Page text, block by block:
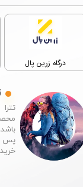
درگاه زرین پال
پس